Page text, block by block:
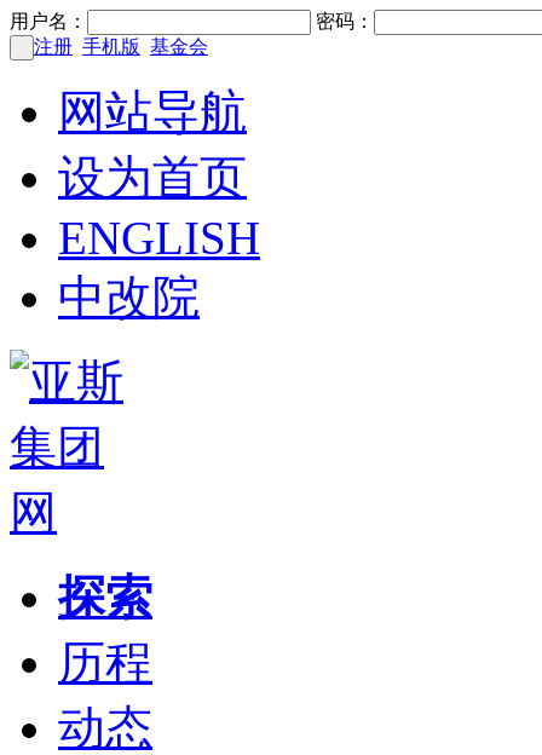
用户名：
密码：
注册 手机版 基金会
网站导航
设为首页
ENGLISH
中改院
探索
历程
动态